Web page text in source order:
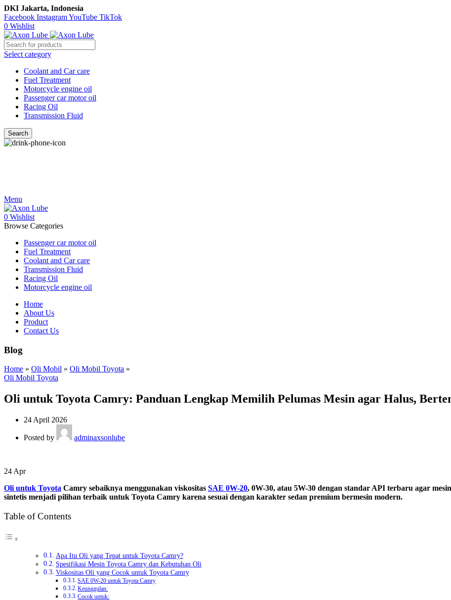
DKI Jakarta, Indonesia
Facebook InstagramYouTube TikTok
0 Wishlist
Select category
Coolant and Car care
Fuel Treatment
Motorcycle engine oil
Passenger car motor oil
Racing Oil
Transmission Fluid
Search
Menu
0 Wishlist
Browse Categories
Passenger car motor oil
Fuel Treatment
Coolant and Car care
Transmission Fluid
Racing Oil
Motorcycle engine oil
Home
About Us
Product
Contact Us
Blog
Home » Oli Mobil » Oli Mobil Toyota »
Oli Mobil Toyota
Oli untuk Toyota Camry: Panduan Lengkap Memilih Pelumas Mesin agar Halus,
24 April 2026
Posted by adminaxsonlube
24 Apr
Oli untuk Toyota Camry sebaiknya menggunakan viskositas SAE 0W-20, 0W-30, atau 5W-30 dengan standar API terbaru agar
sintetis menjadi pilihan terbaik untuk Toyota Camry karena sesuai dengan karakter sedan premium bermesin modern.
Table of Contents
Apa Itu Oli yang Tepat untuk Toyota Camry?
Spesifikasi Mesin Toyota Camry dan Kebutuhan Oli
Viskositas Oli yang Cocok untuk Toyota Camry
SAE 0W-20 untuk Toyota Camry
Keunggulan:
Cocok untuk: